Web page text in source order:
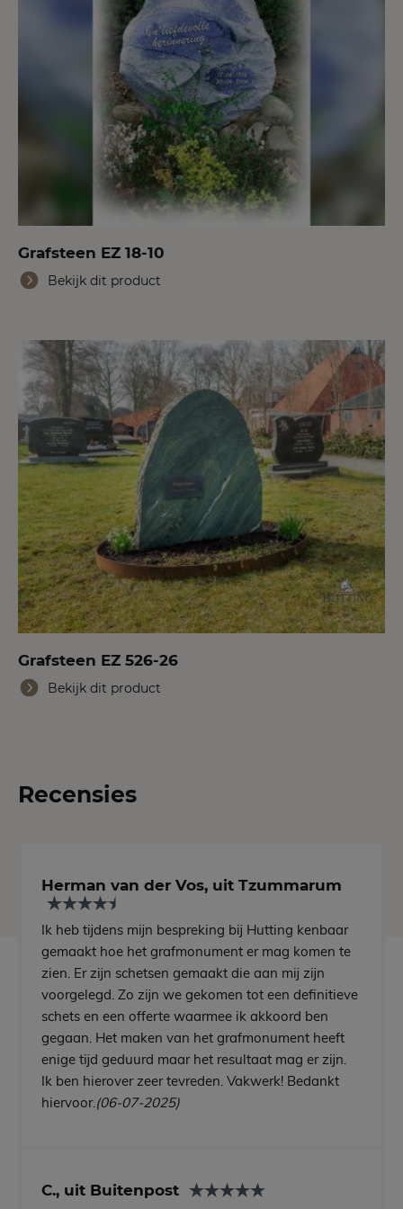
Grafsteen EZ 18-10
Bekijk dit product
Grafsteen EZ 526-26
Bekijk dit product
Recensies
Herman van der Vos, uit Tzummarum
Ik heb tijdens mijn bespreking bij Hutting kenbaar
gemaakt hoe het grafmonument er mag komen te
zien. Er zijn schetsen gemaakt die aan mij zijn
voorgelegd. Zo zijn we gekomen tot een definitieve
schets en een offerte waarmee ik akkoord ben
gegaan. Het maken van het grafmonument heeft
enige tijd geduurd maar het resultaat mag er zijn.
Ik ben hierover zeer tevreden. Vakwerk! Bedankt
hiervoor.(06-07-2025)
C., uit Buitenpost